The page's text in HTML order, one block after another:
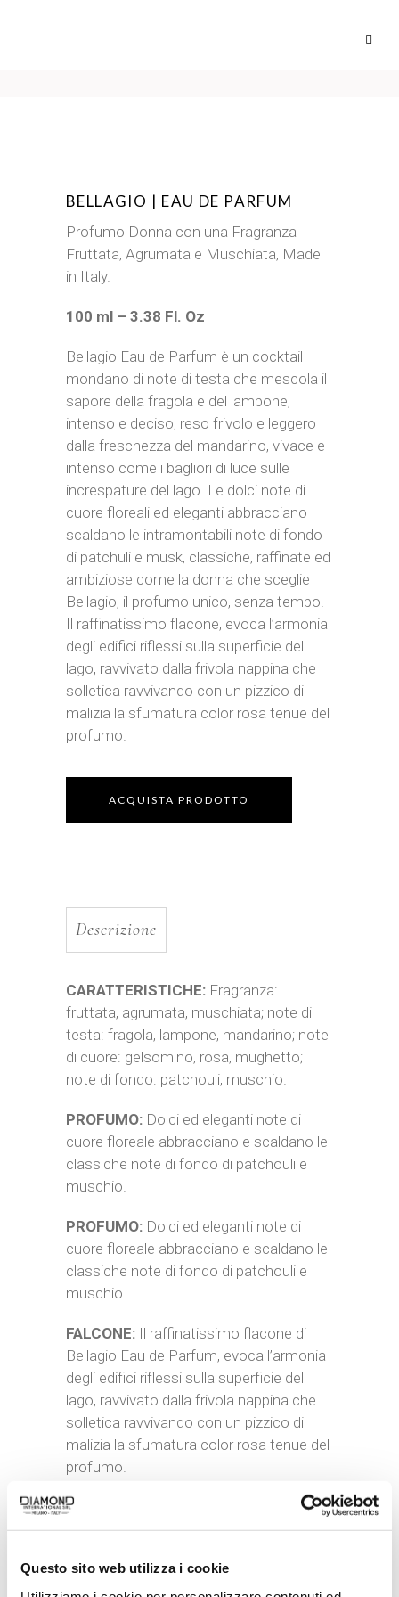
Questo sito web utilizza i cookie
BELLAGIO | EAU DE PARFUM
Profumo Donna con una Fragranza
Fruttata, Agrumata e Muschiata, Made
in Italy.
100 ml – 3.38 Fl. Oz
Bellagio Eau de Parfum è un cocktail
mondano di note di testa che mescola il
sapore della fragola e del lampone,
intenso e deciso, reso frivolo e leggero
dalla freschezza del mandarino, vivace e
intenso come i bagliori di luce sulle
increspature del lago. Le dolci note di
cuore floreali ed eleganti abbracciano
scaldano le intramontabili note di fondo
di patchuli e musk, classiche, raffinate ed
ambiziose come la donna che sceglie
Bellagio, il profumo unico, senza tempo.
Il raffinatissimo flacone, evoca l’armonia
degli edifici riflessi sulla superficie del
lago, ravvivato dalla frivola nappina che
solletica ravvivando con un pizzico di
malizia la sfumatura color rosa tenue del
profumo.
ACQUISTA PRODOTTO
Descrizione
CARATTERISTICHE: Fragranza:
fruttata, agrumata, muschiata; note di
testa: fragola, lampone, mandarino; note
di cuore: gelsomino, rosa, mughetto;
note di fondo: patchouli, muschio.
PROFUMO: Dolci ed eleganti note di
cuore floreale abbracciano e scaldano le
classiche note di fondo di patchouli e
muschio.
PROFUMO: Dolci ed eleganti note di
cuore floreale abbracciano e scaldano le
classiche note di fondo di patchouli e
muschio.
FALCONE: Il raffinatissimo flacone di
Bellagio Eau de Parfum, evoca l’armonia
degli edifici riflessi sulla superficie del
lago, ravvivato dalla frivola nappina che
solletica ravvivando con un pizzico di
malizia la sfumatura color rosa tenue del
profumo.
BELLAGIO:
all’anima dove prima o poi tutti torniamo:
nome morbido come la brezza leggera